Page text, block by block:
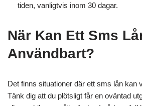
tiden, vanligtvis inom 30 dagar.
När Kan Ett Sms
Användbart?
Det finns situationer där ett sms lån kan
Tänk dig att du plötsligt får en oväntad